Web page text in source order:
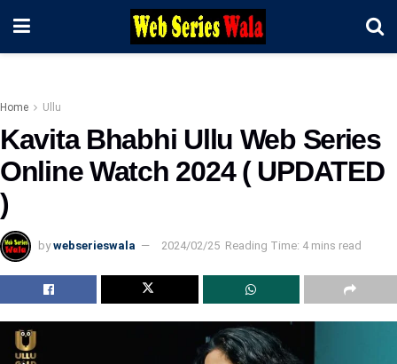
Home Ullu
Kavita Bhabhi Ullu Web Series
Online Watch 2024 ( UPDATED
)
by webserieswala 2024/02/25 Reading Time: 4 mins read